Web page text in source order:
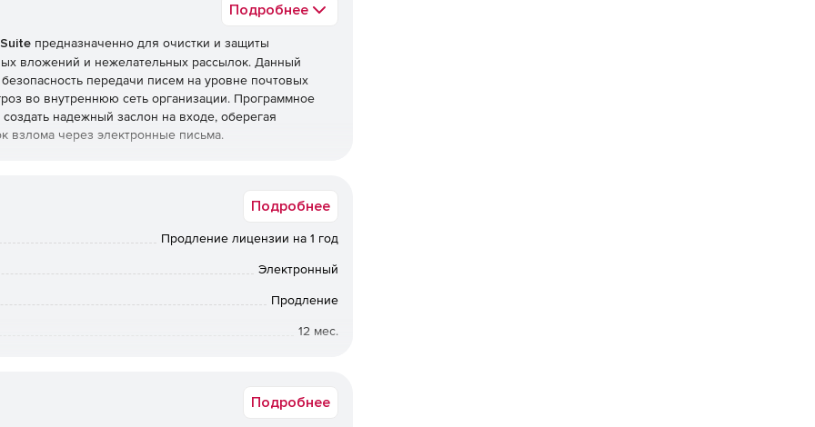
Подробнее
предназначенно для очистки и защиты
вложений и нежелательных рассылок. Данный
передачи писем на уровне почтовых
во внутреннюю сеть организации. Программное
надежный заслон на входе, оберегая
взлома через электронные письма.
повышенного уровня безопасности –
законодательства и обладает сертификатами
нагрузке на операционную систему, что
производительность труда сотрудников
Подробнее
Продление лицензии на 1 год
Электронный
Продление
12 мес.
Подробнее